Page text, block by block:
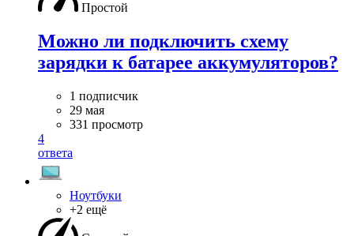
Простой
Можно ли подключить схему
зарядки к батарее аккумуляторов?
1 подписчик
29 мая
331 просмотр
4
ответа
Ноутбуки
+2 ещё